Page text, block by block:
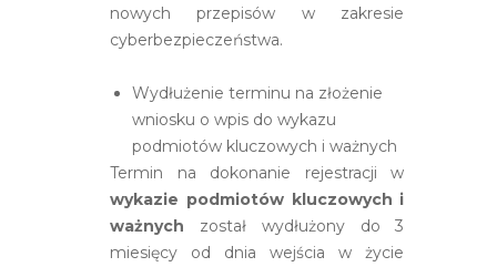
nowych przepisów w zakresie
cyberbezpieczeństwa.
Wydłużenie terminu na złożenie
wniosku o wpis do wykazu
podmiotów kluczowych i ważnych
Termin na dokonanie rejestracji w
wykazie podmiotów kluczowych i
ważnych został wydłużony do 3
miesięcy od dnia wejścia w życie